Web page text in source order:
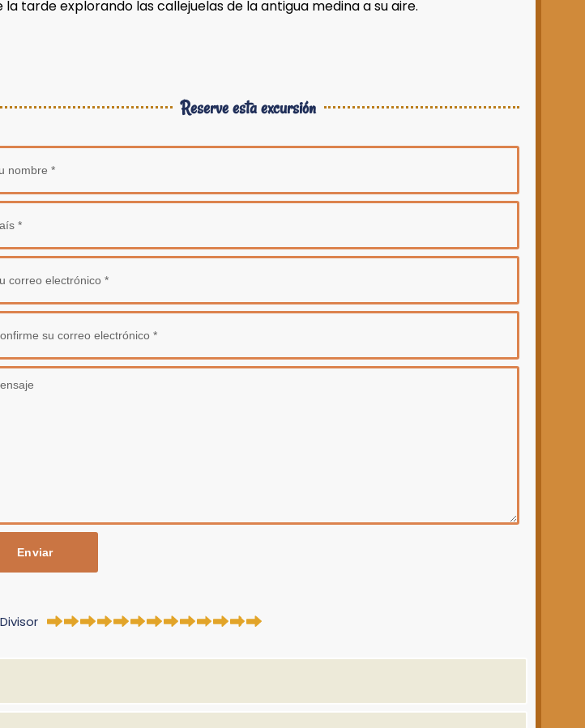
tarde explorando las callejuelas de la antigua medina a su aire.
Reserve esta excursión
Enviar
Divisor